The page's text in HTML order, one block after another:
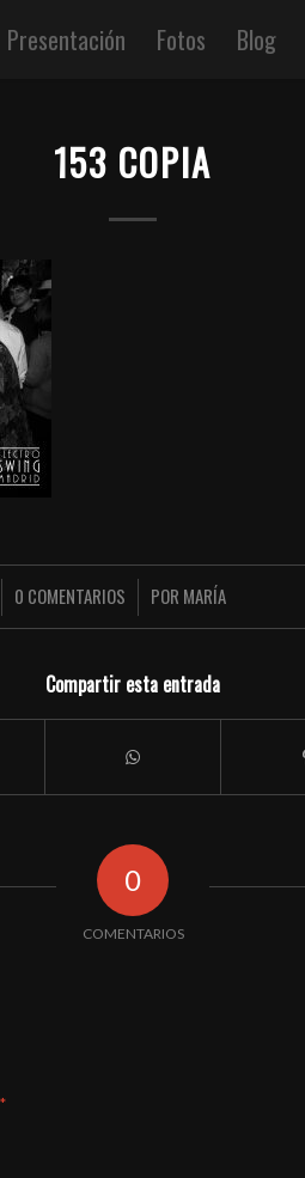
Presentación Fotos Blog
153 COPIA
0 COMENTARIOS
/ POR MARÍA
Compartir esta entrada
0
COMENTARIOS
*